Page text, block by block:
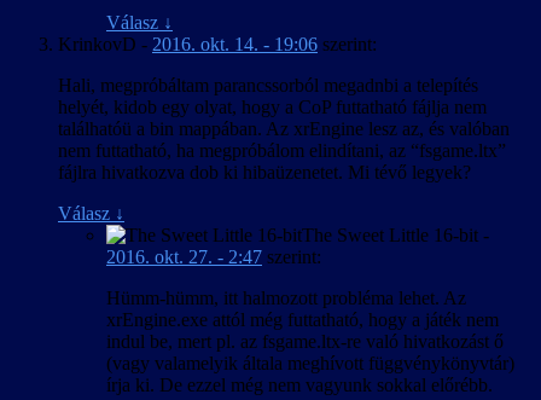
Válasz ↓
KrinkovD - 2016. okt. 14. - 19:06 szerint:
Hali, megpróbáltam parancssorból megadnbi a telepítés
helyét, kidob egy olyat, hogy a CoP futtatható fájlja nem
találhatóü a bin mappában. Az xrEngine lesz az, és valóban
nem futtatható, ha megpróbálom elindítani, az “fsgame.ltx”
fájlra hivatkozva dob ki hibaüzenetet. Mi tévő legyek?
Válasz ↓
The Sweet Little 16-bit -
2016. okt. 27. - 2:47 szerint:
Hümm-hümm, itt halmozott probléma lehet. Az
xrEngine.exe attól még futtatható, hogy a játék nem
indul be, mert pl. az fsgame.ltx-re való hivatkozást ő
(vagy valamelyik általa meghívott függvénykönyvtár)
írja ki. De ezzel még nem vagyunk sokkal előrébb.